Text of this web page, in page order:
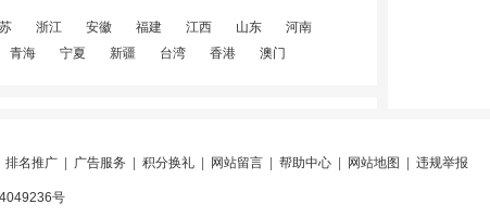
浙江 安徽 福建 江西 山东
河南
青海 宁夏 新疆 台湾 香港 澳门
排名推广| 广告服务 积分换礼| 网站留言| 帮助中心| 网站地图 违规举报
号